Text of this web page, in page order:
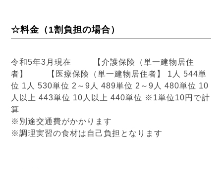
☆料金（1割負担の場合）
令和5年3月現在 【介護保険（単一建物居住
者】 【医療保険（単一建物居住者】 1人 544単
位 1人 530単位 2～9人 489単位 2～9人 480単位 10
人以上 443単位 10人以上 440単位 ※1単位10円で計
算
※別途交通費がかかります
※調理実習の食材は自己負担となります